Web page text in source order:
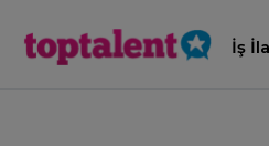
İş